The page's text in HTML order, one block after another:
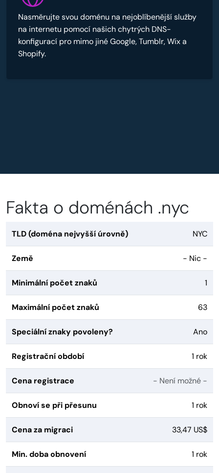
Nasměrujte svou doménu na nejoblíbenější služby
na internetu pomocí našich chytrých DNS-
konfigurací pro mimo jiné Google, Tumblr, Wix a
Shopify.
Fakta o doménách .nyc
TLD (doména nejvyšší úrovně) NYC
Země - Nic -
Minimální počet znaků 1
Maximální počet znaků 63
Speciální znaky povoleny? Ano
Registrační období 1 rok
Cena registrace - Není možné -
Obnoví se při přesunu 1 rok
Cena za migraci 33,47 US$
Min. doba obnovení 1 rok